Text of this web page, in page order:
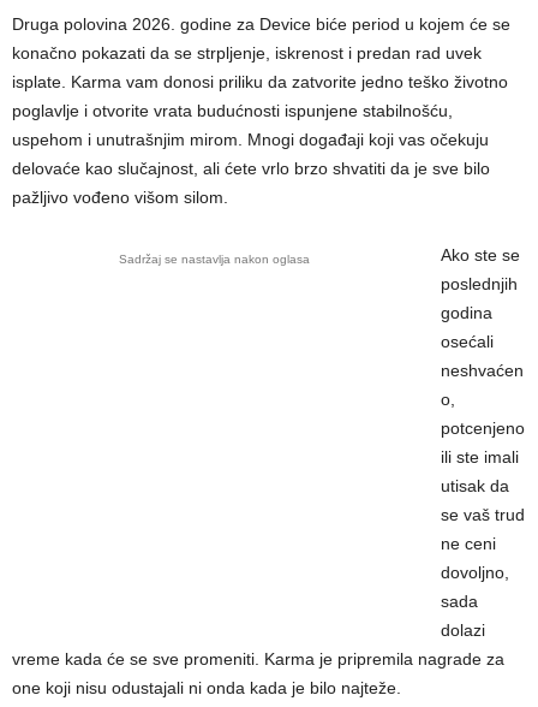
Druga polovina 2026. godine za Device biće period u kojem će se
konačno pokazati da se strpljenje, iskrenost i predan rad uvek
isplate. Karma vam donosi priliku da zatvorite jedno teško životno
poglavlje i otvorite vrata budućnosti ispunjene stabilnošću,
uspehom i unutrašnjim mirom. Mnogi događaji koji vas očekuju
delovaće kao slučajnost, ali ćete vrlo brzo shvatiti da je sve bilo
pažljivo vođeno višom silom.
Sadržaj se nastavlja nakon oglasa
Ako ste se
poslednjih
godina
osećali
neshvaćen
o,
potcenjeno
ili ste imali
utisak da
se vaš trud
ne ceni
dovoljno,
sada
dolazi
vreme kada će se sve promeniti. Karma je pripremila nagrade za
one koji nisu odustajali ni onda kada je bilo najteže.